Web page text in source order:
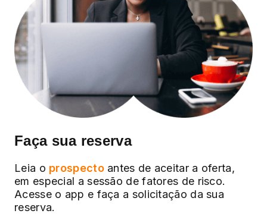
Faça sua reserva
Leia o prospecto antes de aceitar a oferta,
em especial a sessão de fatores de risco.
Acesse o app e faça a solicitação da sua
reserva.